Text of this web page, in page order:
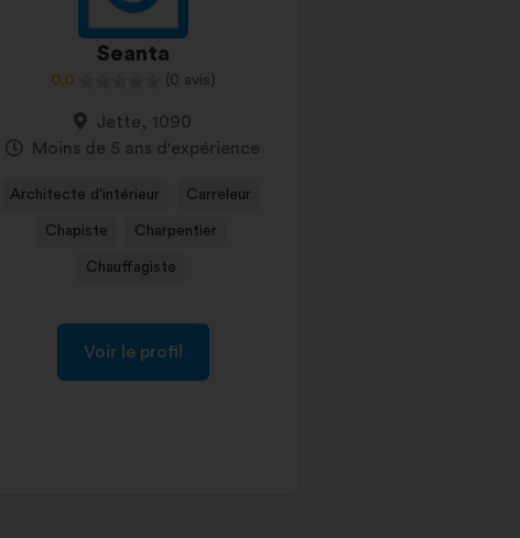
Seanta
0,0 (0 avis)
Jette, 1090
Moins de 5 ans d'expérience
Architecte d'intérieur Carreleur
Chapiste Charpentier
Chauffagiste
Voir le profil